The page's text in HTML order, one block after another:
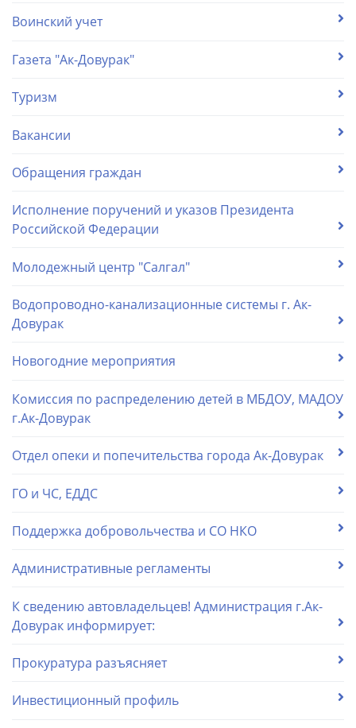
Воинский учет
Газета "Ак-Довурак"
Туризм
Вакансии
Обращения граждан
Исполнение поручений и указов Президента
Российской Федерации
Молодежный центр "Салгал"
Водопроводно-канализационные системы г. Ак-
Довурак
Новогодние мероприятия
Комиссия по распределению детей в МБДОУ, МАДОУ
г.Ак-Довурак
Отдел опеки и попечительства города Ак-Довурак
ГО и ЧС, ЕДДС
Поддержка добровольчества и СО НКО
Административные регламенты
К сведению автовладельцев! Администрация г.Ак-
Довурак информирует:
Прокуратура разъясняет
Инвестиционный профиль